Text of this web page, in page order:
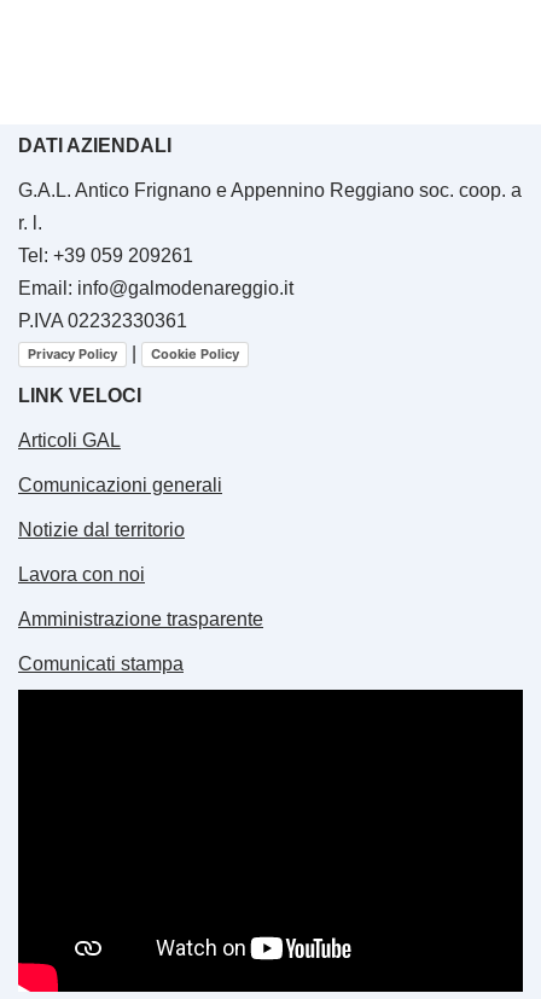
DATI AZIENDALI
G.A.L. Antico Frignano e Appennino Reggiano soc. coop. a
r. l.
Tel: +39 059 209261
Email: info@galmodenareggio.it
P.IVA 02232330361
Privacy Policy Cookie Policy
LINK VELOCI
Articoli GAL
Comunicazioni generali
Notizie dal territorio
Lavora con noi
Amministrazione trasparente
Comunicati stampa